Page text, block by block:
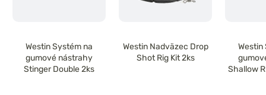
Westin Systém na
gumové nástrahy
Stinger Double 2ks
Westin Nadväzec Drop
Shot Rig Kit 2ks
Westin
Shallow